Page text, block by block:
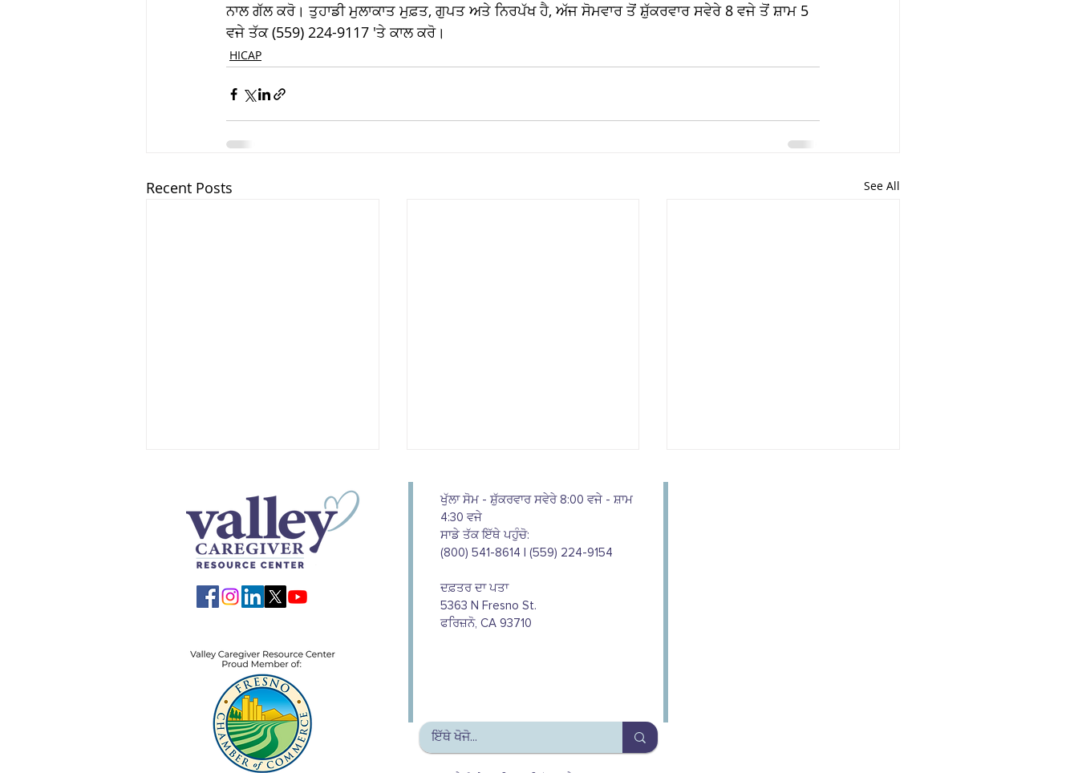
ਨਾਲ ਗੱਲ ਕਰੋ। ਤੁਹਾਡੀ ਮੁਲਾਕਾਤ ਮੁਫ਼ਤ, ਗੁਪਤ ਅਤੇ ਨਿਰਪੱਖ ਹੈ, ਅੱਜ ਸੋਮਵਾਰ ਤੋਂ ਸ਼ੁੱਕਰਵਾਰ ਸਵੇਰੇ 8 ਵਜੇ ਤੋਂ ਸ਼ਾਮ 5
ਵਜੇ ਤੱਕ (559) 224-9117 'ਤੇ ਕਾਲ ਕਰੋ।
HICAP
Recent Posts See All
ਕੰਮ 'ਤੇ ਵਾਪਸੀ
ਜੇਕਰ ਤੁਸੀਂ ਜਲਦੀ ਰਿਟਾਇਰ ਹੋ ਜਾਂਦੇ
ਹੋ ਤਾਂ ਕੀ ਤੁਸੀਂ ਮੈਡੀਕੇਅਰ ਲਈ ਯੋਗ
ਖੁੱਲਾ ਸੋਮ - ਸ਼ੁੱਕਰਵਾਰ ਸਵੇਰੇ 8:00 ਵਜੇ - ਸ਼ਾਮ
4:30 ਵਜੇ
ਸਾਡੇ ਤੱਕ ਇੱਥੇ ਪਹੁੰਚੋ:
(800) 541-8614 | (559) 224-9154
ਦਫ਼ਤਰ ਦਾ ਪਤਾ
5363 N Fresno St.
ਫਰਿਜ਼ਨੋ, CA 93710